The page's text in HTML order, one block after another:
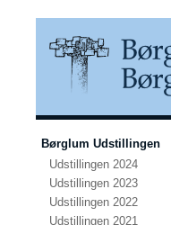
Børglum Udstillingen
Udstillingen 2024
Udstillingen 2023
Udstillingen 2022
Udstillingen 2021